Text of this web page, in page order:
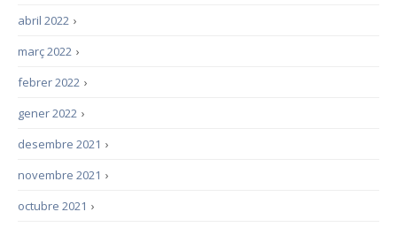
›
abril 2022
›
març 2022
›
febrer 2022
›
gener 2022
›
desembre 2021
›
novembre 2021
›
octubre 2021